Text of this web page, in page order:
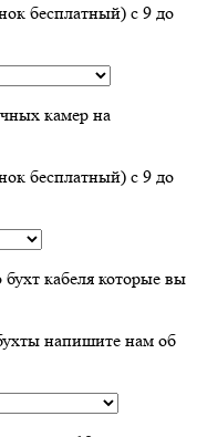
бесплатный) с 9 до
камер на
бесплатный) с 9 до
кабеля которые вы
напишите нам об